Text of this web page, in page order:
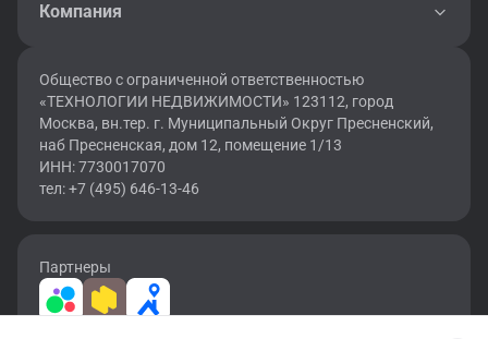
Компания
Общество с ограниченной ответственностью
«ТЕХНОЛОГИИ НЕДВИЖИМОСТИ» 123112, город
Москва, вн.тер. г. Муниципальный Округ Пресненский,
наб Пресненская, дом 12, помещение 1/13
ИНН: 7730017070
тел: +7 (495) 646-13-46
Партнеры